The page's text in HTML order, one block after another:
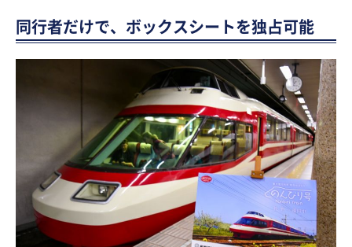
同行者だけで、ボックスシートを独占可能